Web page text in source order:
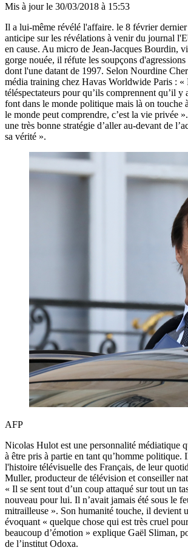
Mis à jour le 30/03/2018 à 15:53
Il a lui-même révélé l'affaire. le 8 février
anticipe sur les révélations à venir du journal
en cause. Au micro de Jean-Jacques Bourdin,
gorge nouée, il réfute les soupçons
dont l'une datant de 1997. Selon Nourdine
média training chez Havas Worldwide Paris : «
téléspectateurs pour qu’ils comprennent qu’il y
font dans le monde politique mais là on touche
le monde peut comprendre, c’est la vie privée
une très bonne stratégie d’aller au-devant de
sa vérité ».
AFP
Nicolas Hulot est une personnalité médiatique
à être pris à partie en tant qu’homme politique.
l'histoire télévisuelle des Français, de leur
Muller, producteur de télévision et conseiller
« Il se sent tout d’un coup attaqué sur tout un
nouveau pour lui. Il n’avait jamais été sous le
mitrailleuse ». Son humanité touche, il devient
évoquant « quelque chose qui est très cruel
beaucoup d’émotion » explique Gaël Sliman,
de l’institut Odoxa.